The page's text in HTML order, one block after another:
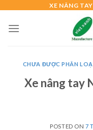
content
XE NÂNG
CHƯA ĐƯỢC PHÂN
Xe nâng tay
POSTED ON 7